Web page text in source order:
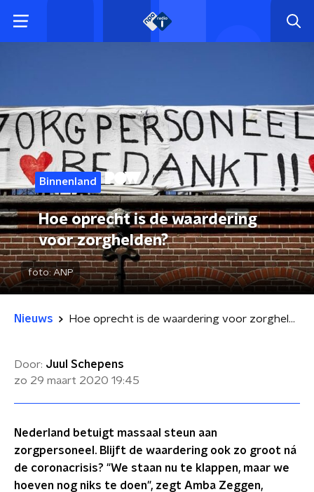
Binnenland
Hoe oprecht is de waardering
voor zorghelden?
foto: ANP
Nieuws Hoe oprecht is de waardering voor zorghelden?
Door: Juul Schepens
zo 29 maart 2020 19:45
Nederland betuigt massaal steun aan
zorgpersoneel. Blijft de waardering ook zo groot ná
de coronacrisis? "We staan nu te klappen, maar we
hoeven nog niks te doen", zegt Amba Zeggen,